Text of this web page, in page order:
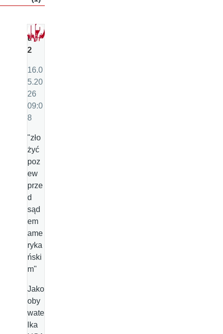
u
2
16.0
5.20
26
09:0
8
"zło
żyć
poz
ew
prze
d
sąd
em
ame
ryka
ński
m"
Jako
oby
wate
lka